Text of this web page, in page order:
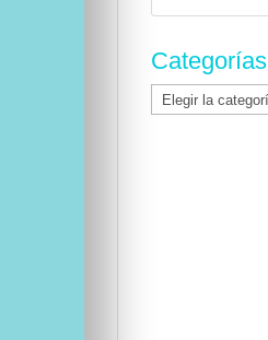
Categorías
Categorías